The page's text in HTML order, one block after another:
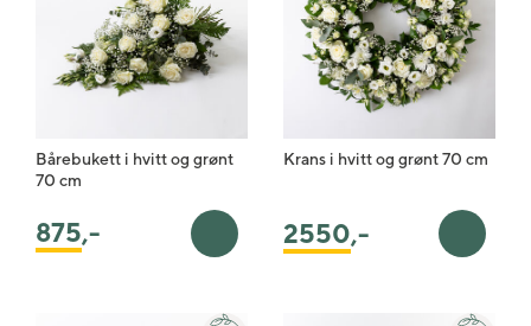
Bårebukett i hvitt og grønt
70 cm
875,- Legg i handlekurv
Krans i hvitt og grønt 70 cm
2550,- Legg i